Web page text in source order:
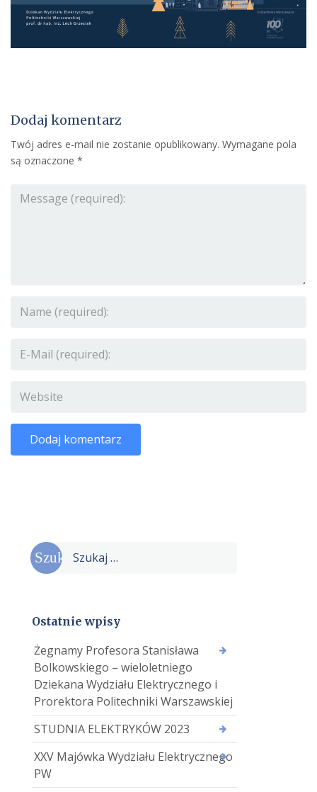
Dodaj komentarz
Twój adres e-mail nie zostanie opublikowany. Wymagane pola
są oznaczone *
Szukaj:
Ostatnie wpisy
Żegnamy Profesora Stanisława
Bolkowskiego – wieloletniego
Dziekana Wydziału Elektrycznego i
Prorektora Politechniki Warszawskiej
STUDNIA ELEKTRYKÓW 2023
XXV Majówka Wydziału Elektrycznego
PW